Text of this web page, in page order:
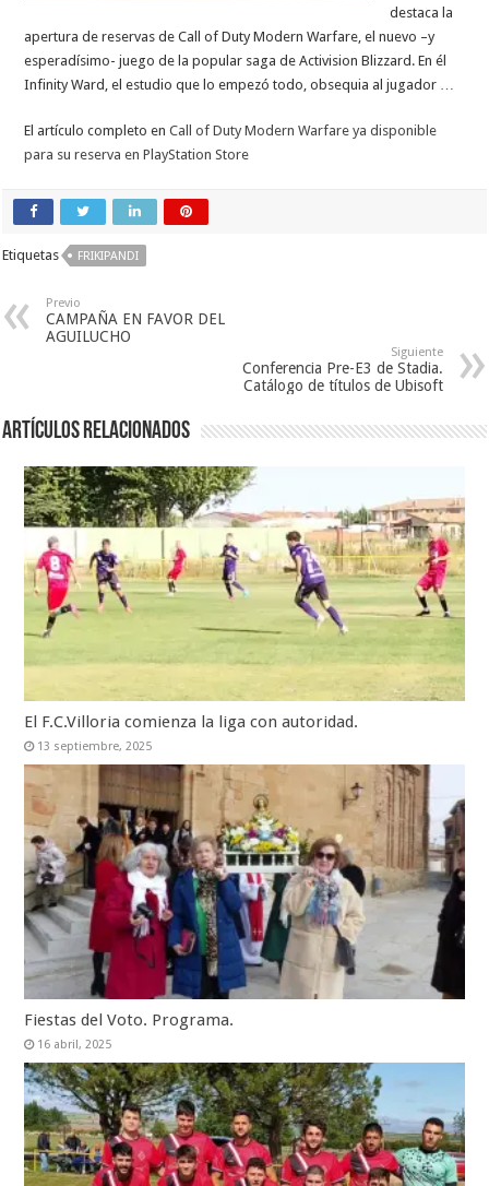
destaca la
apertura de reservas de Call of Duty Modern Warfare, el nuevo –y
esperadísimo- juego de la popular saga de Activision Blizzard. En él
Infinity Ward, el estudio que lo empezó todo, obsequia al jugador …
El artículo completo enCall of Duty Modern Warfare ya disponible
para su reserva en PlayStation Store
Etiquetas FRIKIPANDI
Previo
CAMPAÑA EN FAVOR DEL
AGUILUCHO
Siguiente
Conferencia Pre-E3 de Stadia.
Catálogo de títulos de Ubisoft
Artículos relacionados
El F.C.Villoria comienza la liga con autoridad.
13 septiembre, 2025
Fiestas del Voto. Programa.
16 abril, 2025